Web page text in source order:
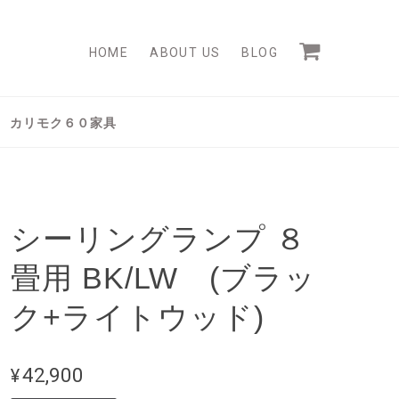
HOME ABOUT US BLOG
カリモク６０家具
シーリングランプ ８
畳用 BK/LW (ブラッ
ク+ライトウッド)
¥42,900